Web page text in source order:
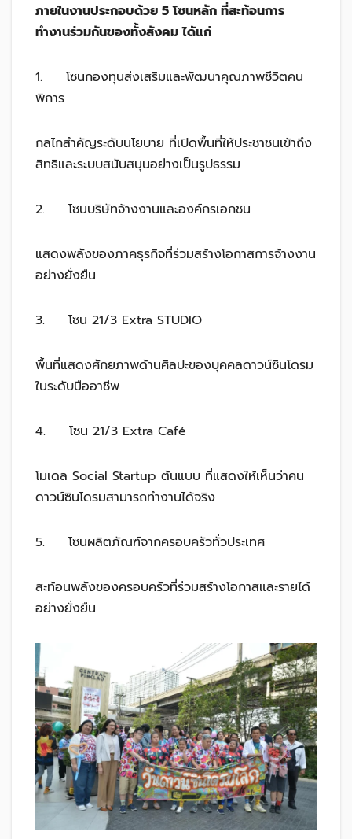
ภายในงานประกอบด้วย 5โซนหลัก ที่สะท้อนการ
ทำงานร่วมกันของทั้งสังคม ได้แก่
1. โซนกองทุนส่งเสริมและพัฒนาคุณภาพชีวิตคน
พิการ
กลไกสำคัญระดับนโยบาย ที่เปิดพื้นที่ให้ประชาชนเข้าถึง
สิทธิและระบบสนับสนุนอย่างเป็นรูปธรรม
2. โซนบริษัทจ้างงานและองค์กรเอกชน
แสดงพลังของภาคธุรกิจที่ร่วมสร้างโอกาสการจ้างงาน
อย่างยั่งยืน
3. โซน 21/3 Extra STUDIO
พื้นที่แสดงศักยภาพด้านศิลปะของบุคคลดาวน์ซินโดรม
ในระดับมืออาชีพ
4. โซน 21/3 Extra Café
โมเดล Social Startup ต้นแบบ ที่แสดงให้เห็นว่าคน
ดาวน์ซินโดรมสามารถทำงานได้จริง
5. โซนผลิตภัณฑ์จากครอบครัวทั่วประเทศ
สะท้อนพลังของครอบครัวที่ร่วมสร้างโอกาสและรายได้
อย่างยั่งยืน